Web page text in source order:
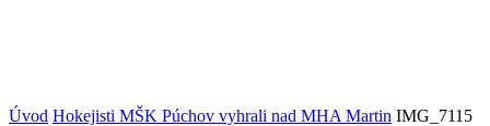
Úvod Hokejisti MŠK Púchov vyhrali nad MHA Martin IMG_7115